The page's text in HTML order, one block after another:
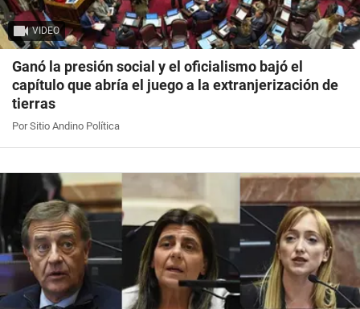
VIDEO
Ganó la presión social y el oficialismo bajó el
capítulo que abría el juego a la extranjerización de
tierras
Por Sitio Andino Política